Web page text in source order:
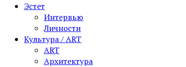
Эстет
Интервью
Личности
Культура / ART
ART
Архитектура